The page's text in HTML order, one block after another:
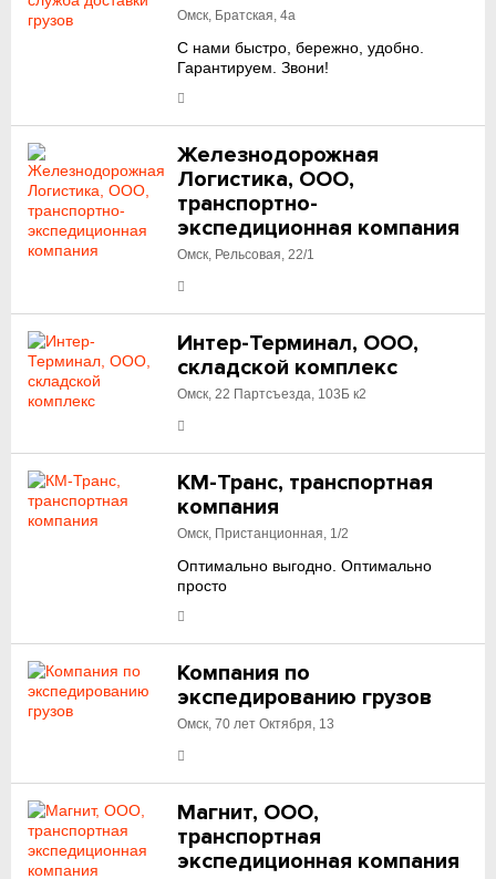
Омск, Братская, 4а
С нами быстро, бережно, удобно.
Гарантируем. Звони!
Железнодорожная
Логистика, ООО,
транспортно-
экспедиционная компания
Омск, Рельсовая, 22/1
Интер-Терминал, ООО,
складской комплекс
Омск, 22 Партсъезда, 103Б к2
КМ-Транс, транспортная
компания
Омск, Пристанционная, 1/2
Оптимально выгодно. Оптимально
просто
Компания по
экспедированию грузов
Омск, 70 лет Октября, 13
Магнит, ООО,
транспортная
экспедиционная компания